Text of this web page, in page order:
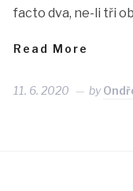
facto dva, ne-li tři
Read More
11. 6. 2020 by